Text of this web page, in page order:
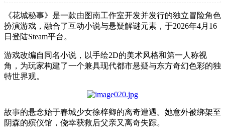
《花城秘事》是一款由图南工作室开发并发行的独立冒险角色
扮演游戏，融合了互动小说与悬疑解谜元素，于2026年4月 16
日登陆Steam平台。
游戏改编自同名小说，以手绘2D的美术风格和第一人称视
角，为玩家构建了一个兼具现代都市悬疑与东方奇幻色彩的独
特世界观。
故事的悬念始于春城少女徐梓卿的离奇遭遇。她意外被绑架至
阴森的殡仪馆，侥幸获救后父亲又离奇失踪。